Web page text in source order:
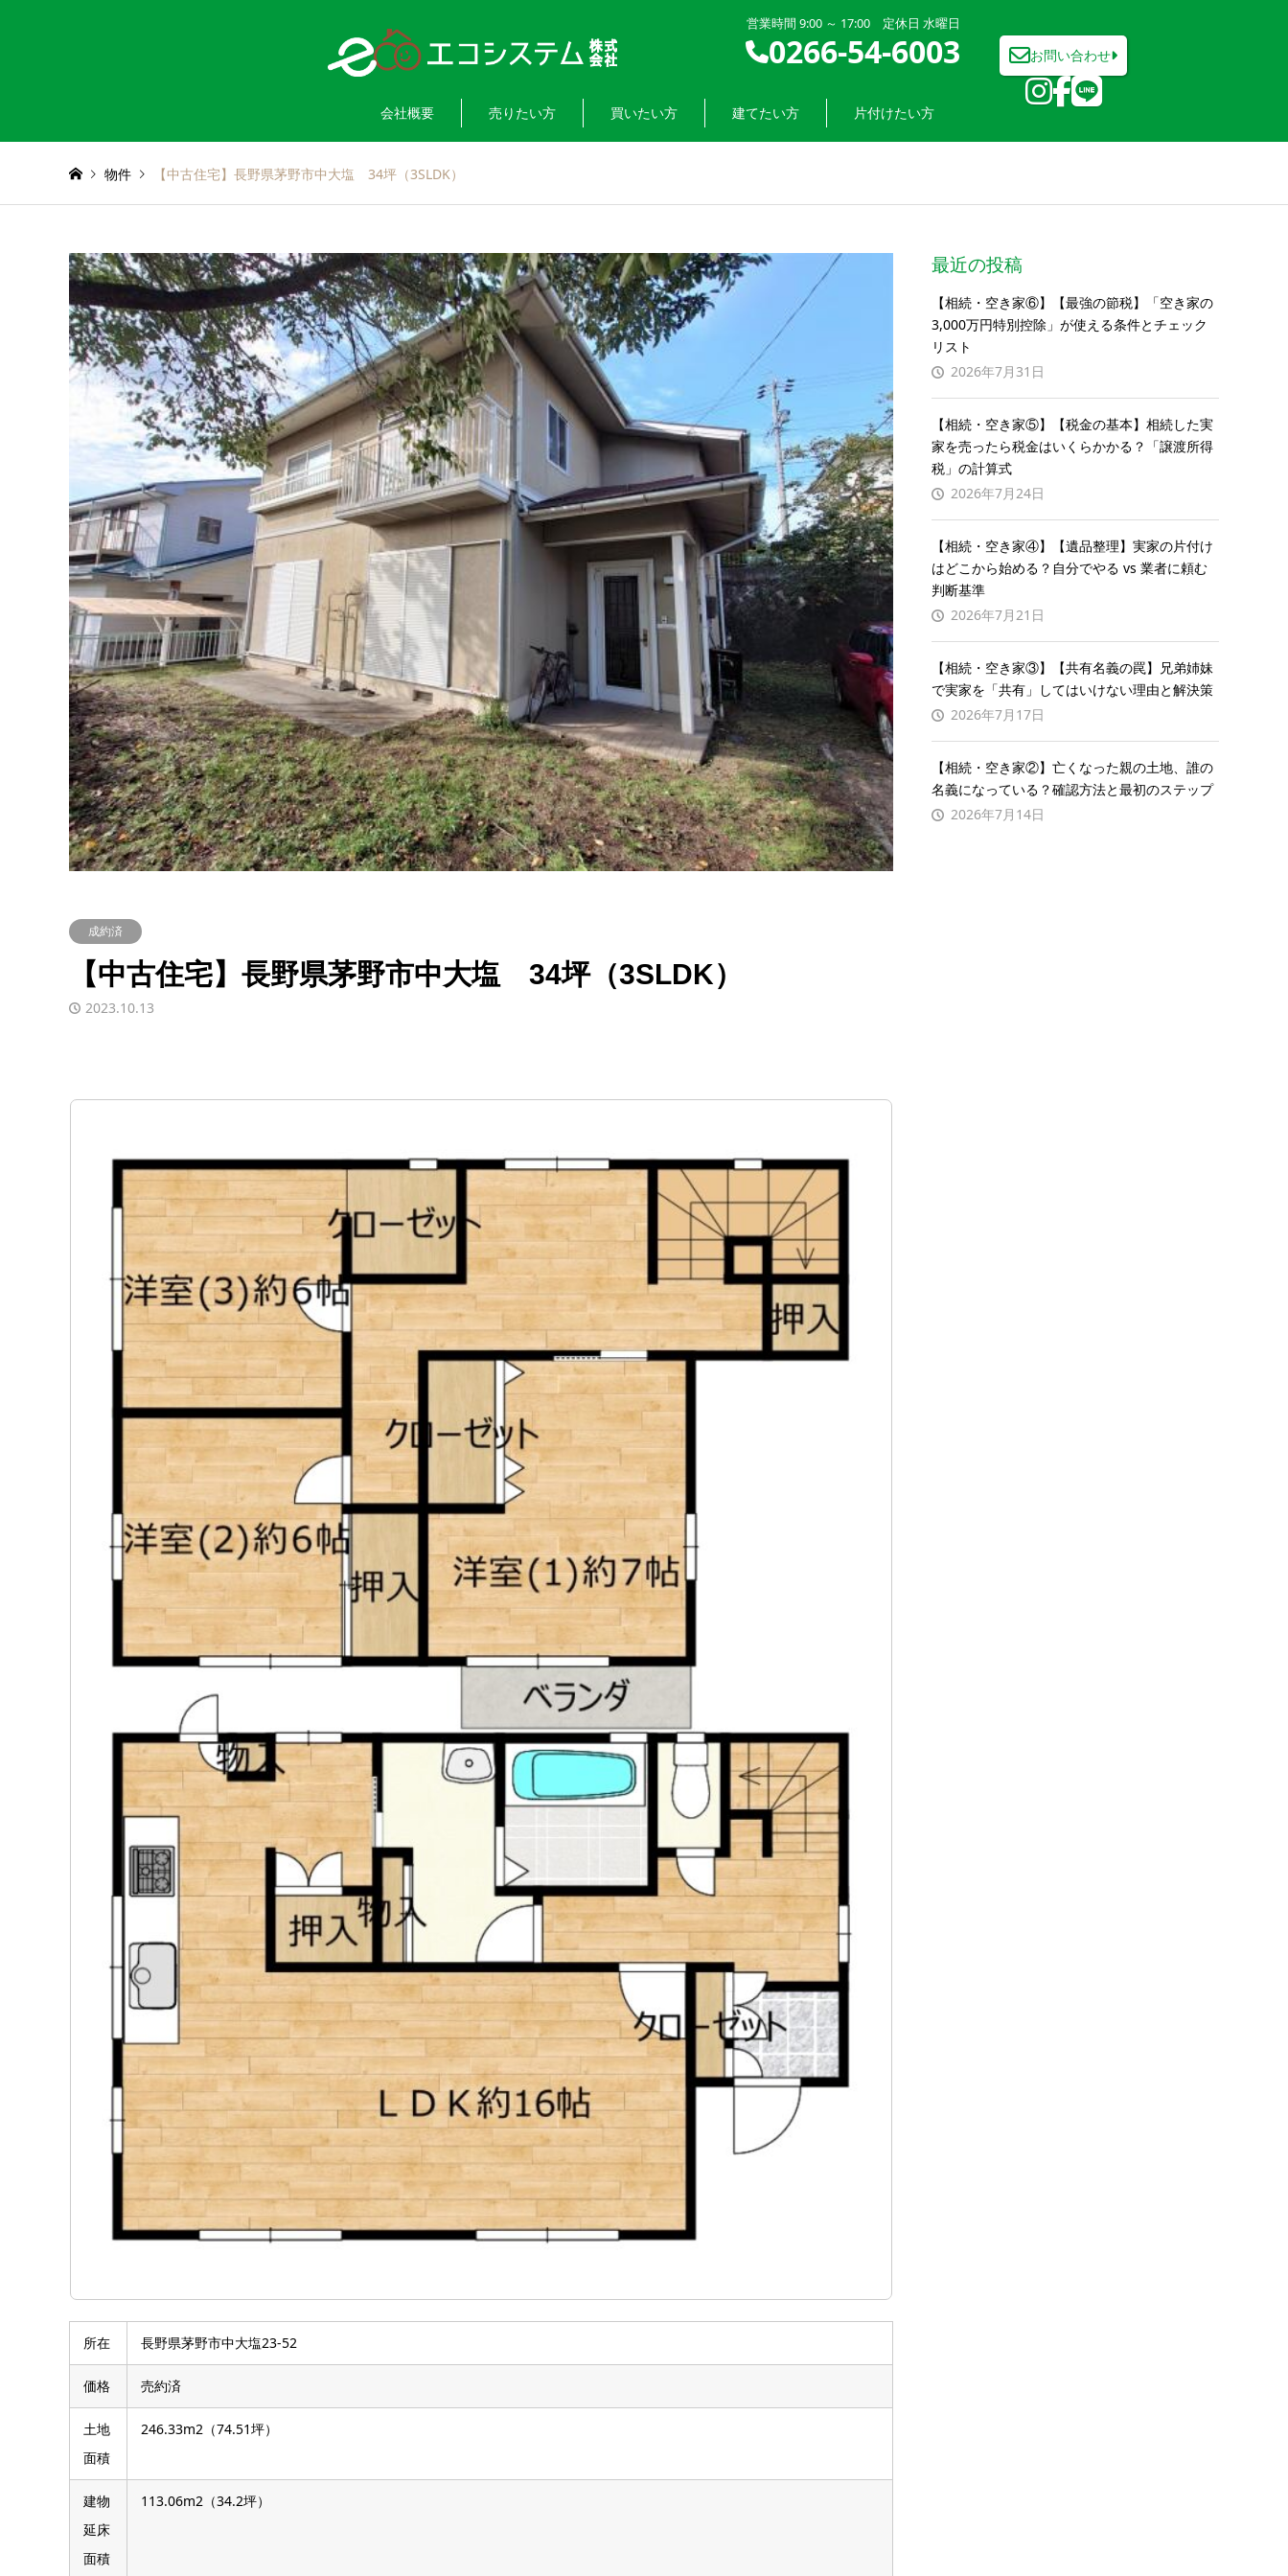
営業時間 9:00 ～ 17:00 定休日 水曜日
0266-54-6003 お問い合わせ
会社概要 売りたい方 買いたい方 建てたい方 片付けたい方
物件 【中古住宅】長野県茅野市中大塩 34坪（3SLDK）
成約済
【中古住宅】長野県茅野市中大塩 34坪（3SLDK）
2023.10.13
長野県茅野市中大塩23-52
売約済
建物
延床
面積
113.06m2（34.2坪）
築年
月
平成元年8月
建物
構造
軽量鉄骨造
建物
最近の投稿
【相続・空き家⑥】【最強の節税】「空き家の
3,000万円特別控除」が使える条件とチェック
リスト
2026年7月31日
【相続・空き家⑤】【税金の基本】相続した実
家を売ったら税金はいくらかかる？「譲渡所得
税」の計算式
2026年7月24日
【相続・空き家④】【遺品整理】実家の片付け
はどこから始める？自分でやる vs 業者に頼む
判断基準
2026年7月21日
【相続・空き家③】【共有名義の罠】兄弟姉妹
で実家を「共有」してはいけない理由と解決策
2026年7月17日
【相続・空き家②】亡くなった親の土地、誰の
名義になっている？確認方法と最初のステップ
2026年7月14日